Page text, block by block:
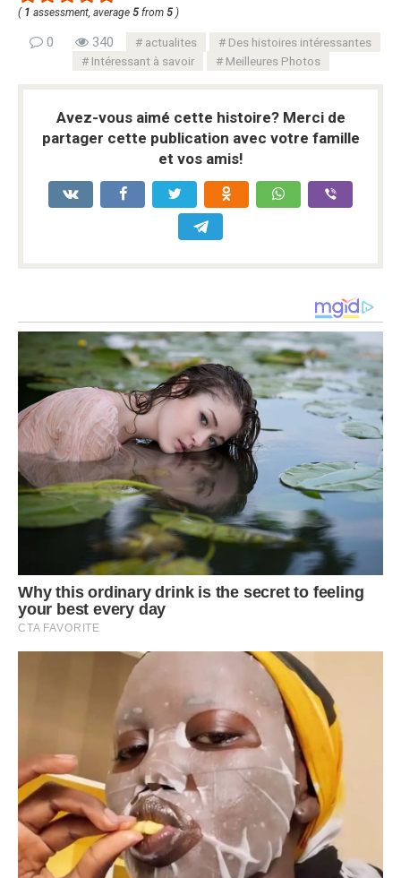
( 1 assessment, average 5 from 5 )
0 340 actualites
Des histoires intéressantes
Intéressant à savoir
Meilleures Photos
Avez-vous aimé cette histoire? Merci de
partager cette publication avec votre famille
et vos amis!